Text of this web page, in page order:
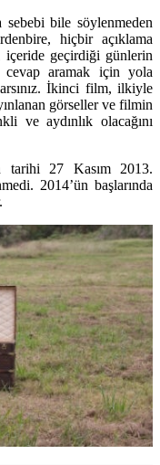
sebebi bile söylenmeden
hiçbir açıklama
içeride geçirdiği günlerin
cevap aramak için yola
İkinci film, ilkiyle
görseller ve filmin
ve aydınlık olacağını
tarihi 27 Kasım 2013.
2014’ün başlarında